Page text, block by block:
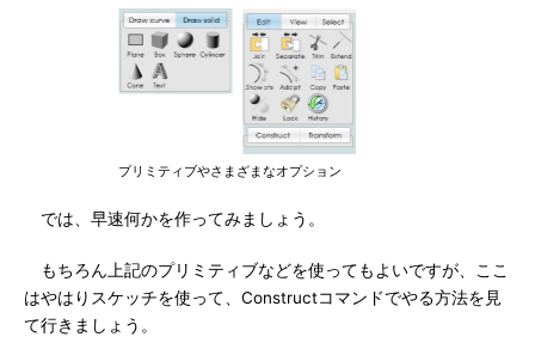
プリミティブやさまざまなオプション
では、早速何かを作ってみましょう。
もちろん上記のプリミティブなどを使ってもよいですが、ここ
はやはりスケッチを使って、Constructコマンドでやる方法を見
て行きましょう。